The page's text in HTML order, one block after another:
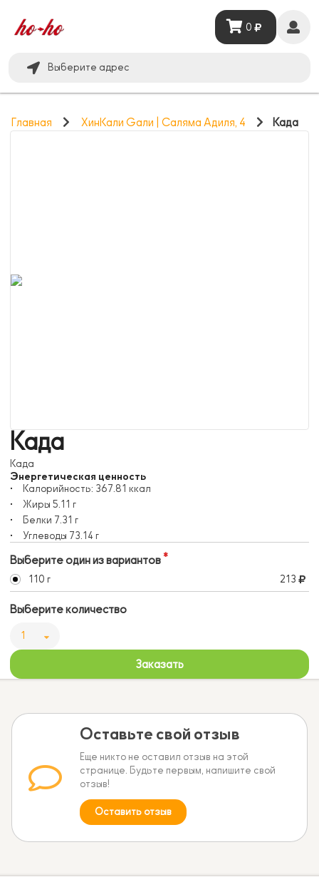
Выберите адрес
0
Главная ХинКали Gали | Саляма Адиля, 4 Када
Када
Када
Энергетическая ценность
Калорийность: 367.81 ккал
Жиры 5.11 г
Белки 7.31 г
Углеводы 73.14 г
Выберите один из вариантов
110 г 213
Выберите количество
1
Заказать
Оставьте свой отзыв
Еще никто не оставил отзыв на этой
странице. Будьте первым, напишите свой
отзыв!
Оставить отзыв